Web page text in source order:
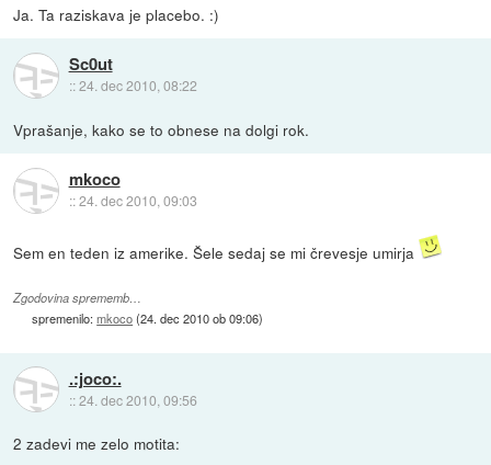
Ja. Ta raziskava je placebo. :)
Sc0ut
::24. dec 2010, 08:22
Vprašanje, kako se to obnese na dolgi rok.
mkoco
::24. dec 2010, 09:03
Sem en teden iz amerike. Šele sedaj se mi črevesje umirja
Zgodovina sprememb…
spremenilo:mkoco(24. dec 2010 ob 09:06)
.:joco:.
::24. dec 2010, 09:56
2 zadevi me zelo motita: